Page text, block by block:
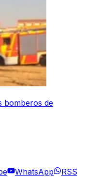
bomberos de
WhatsApp RSS